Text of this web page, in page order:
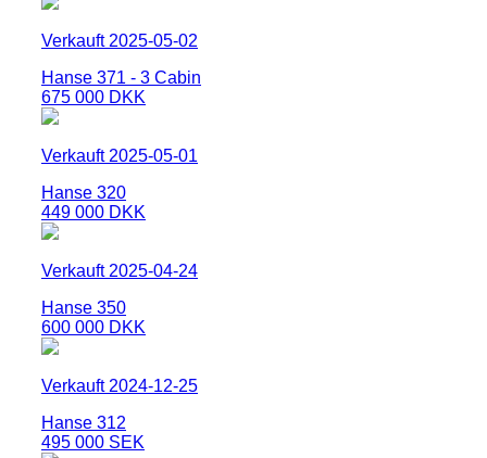
Verkauft 2025-05-02
Hanse 371 - 3 Cabin
675 000 DKK
Verkauft 2025-05-01
Hanse 320
449 000 DKK
Verkauft 2025-04-24
Hanse 350
600 000 DKK
Verkauft 2024-12-25
Hanse 312
495 000 SEK